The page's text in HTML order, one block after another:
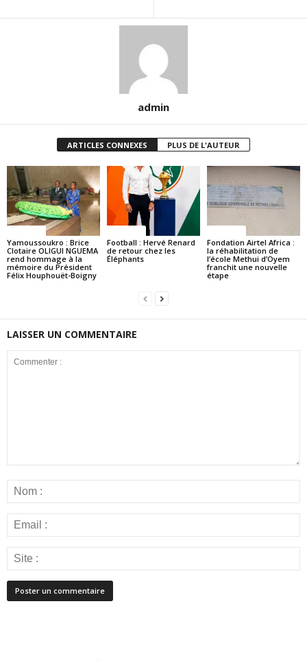
admin
ARTICLES CONNEXES PLUS DE L'AUTEUR
Yamoussoukro : Brice
Clotaire OLIGUI NGUEMA
rend hommage à la
mémoire du Président
Félix Houphouët-Boigny
Football : Hervé Renard
de retour chez les
Éléphants
Fondation Airtel Africa :
la réhabilitation de
l’école Methui d’Oyem
franchit une nouvelle
étape
LAISSER UN COMMENTAIRE